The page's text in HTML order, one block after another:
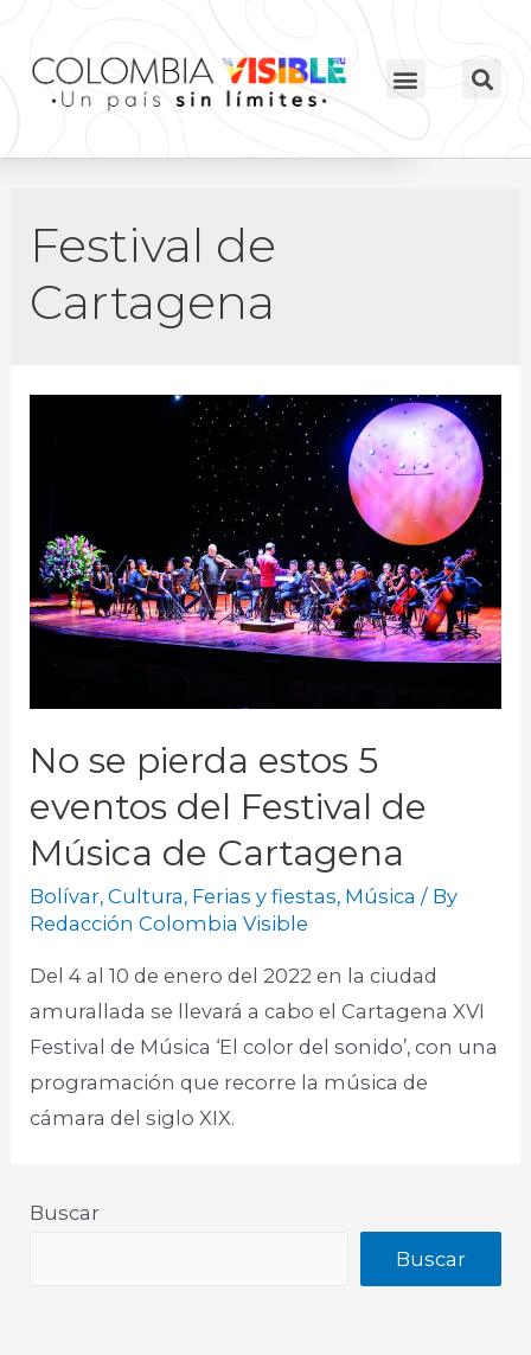
Festival de
Cartagena
No se pierda estos 5
eventos del Festival de
Música de Cartagena
Bolívar,Cultura, Ferias y fiestas, Música / By
Redacción Colombia Visible
Del 4 al 10 de enero del 2022 en la ciudad
amurallada se llevará a cabo el Cartagena XVI
Festival de Música ‘El color del sonido’, con una
programación que recorre la música de
cámara del siglo XIX.
Buscar
Buscar